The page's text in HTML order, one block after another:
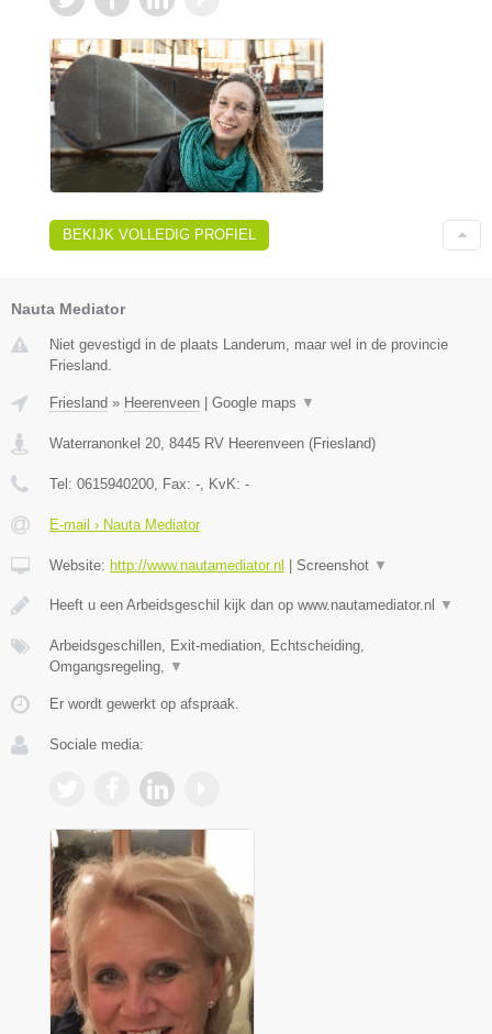
BEKIJK VOLLEDIG PROFIEL
Nauta Mediator
Niet gevestigd in de plaats Landerum, maar wel in de provincie
Friesland.
Friesland » Heerenveen Google maps ▼
Waterranonkel 20 8445 RV Heerenveen (Friesland)
Tel: 0615940200 , Fax: - , KvK: -
E-mail › Nauta Mediator
Website: http://www.nautamediator.nl Screenshot ▼
Heeft u een Arbeidsgeschil kijk dan op www.nautamediator.nl ▼
Arbeidsgeschillen, Exit-mediation, Echtscheiding,
Omgangsregeling,
▼
Er wordt gewerkt op afspraak.
Sociale media: